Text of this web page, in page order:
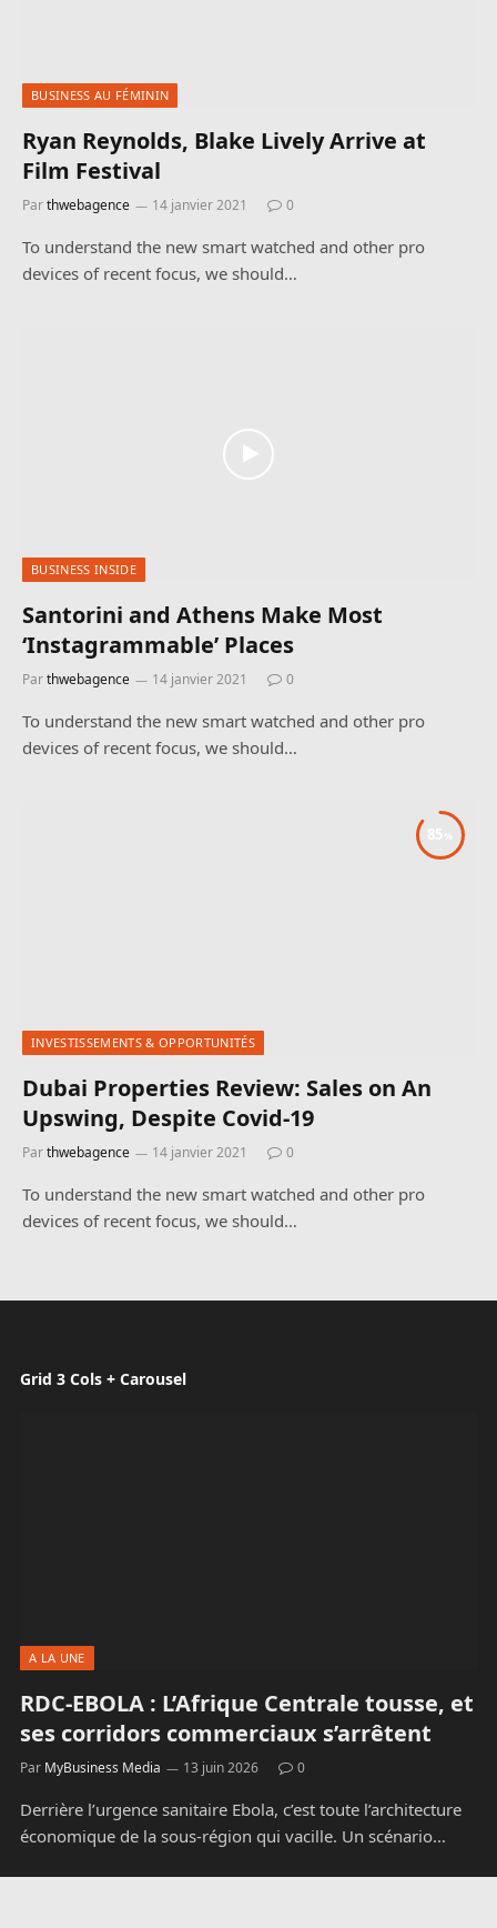
BUSINESS AU FÉMININ
Ryan Reynolds, Blake Lively Arrive at
Film Festival
Parthwebagence 14 janvier 2021 0
To understand the new smart watched and other pro
devices of recent focus, we should…
BUSINESS INSIDE
Santorini and Athens Make Most
‘Instagrammable’ Places
Parthwebagence 14 janvier 2021 0
To understand the new smart watched and other pro
devices of recent focus, we should…
INVESTISSEMENTS & OPPORTUNITÉS
Dubai Properties Review: Sales on An
Upswing, Despite Covid-19
Parthwebagence 14 janvier 2021 0
To understand the new smart watched and other pro
devices of recent focus, we should…
Grid 3 Cols + Carousel
A LA UNE
RDC-EBOLA : L’Afrique Centrale tousse, et
ses corridors commerciaux s’arrêtent
Par MyBusiness Media 13 juin 2026 0
Derrière l’urgence sanitaire Ebola, c’est toute l’architecture
économique de la sous-région qui vacille. Un scénario…